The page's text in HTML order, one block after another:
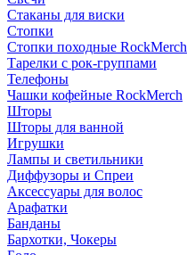
Стаканы для виски
Стопки
Стопки походные RockMerch
Тарелки с рок-группами
Телефоны
Чашки кофейные RockMerch
Шторы
Шторы для ванной
Игрушки
Лампы и светильники
Диффузоры и Спреи
Аксессуары для волос
Арафатки
Банданы
Бархотки, Чокеры